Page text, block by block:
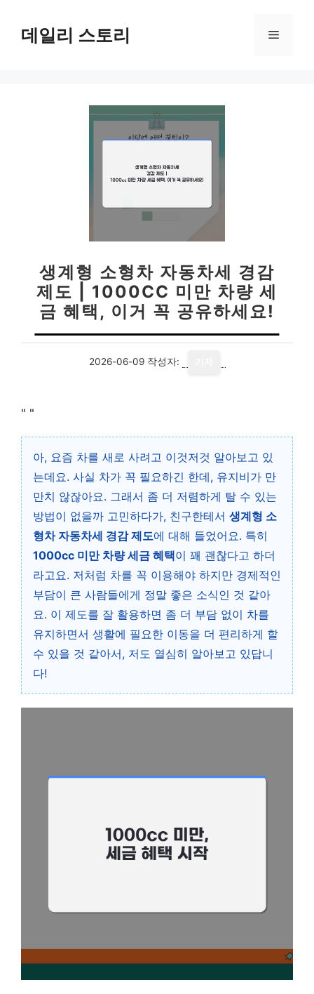
데일리 스토리 메
생계형 소형차 자동차세 경감
제도 | 1000CC 미만 차량 세
금 혜택, 이거 꼭 공유하세요!
2026-06-09 작성자:
" "
아, 요즘 차를 새로 사려고 이것저것 알아보고 있
는데요. 사실 차가 꼭 필요하긴 한데, 유지비가 만
만치 않잖아요. 그래서 좀 더 저렴하게 탈 수 있는
방법이 없을까 고민하다가, 친구한테서 생계형 소
형차 자동차세 경감 제도에 대해 들었어요. 특히
1000cc 미만 차량 세금 혜택이 꽤 괜찮다고 하더
라고요. 저처럼 차를 꼭 이용해야 하지만 경제적인
부담이 큰 사람들에게 정말 좋은 소식인 것 같아
요. 이 제도를 잘 활용하면 좀 더 부담 없이 차를
유지하면서 생활에 필요한 이동을 더 편리하게 할
수 있을 것 같아서, 저도 열심히 알아보고 있답니
다!